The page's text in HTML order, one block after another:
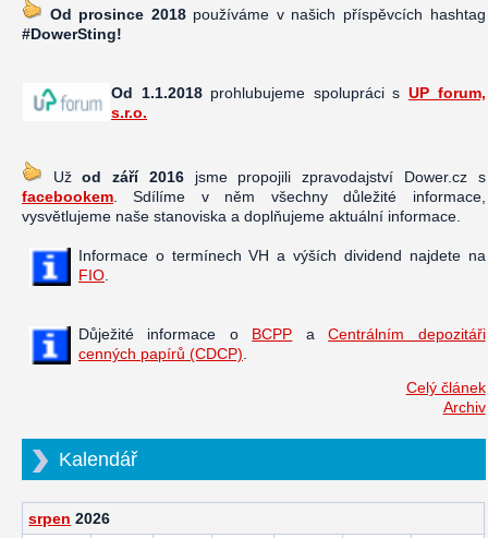
Od prosince 2018používáme v našich příspěvcích hashtag
#DowerSting!
Od 1.1.2018prohlubujeme spolupráci sUP forum,
s.r.o.
Užod září 2016jsme propojili zpravodajství Dower.cz s
facebookem . Sdílíme v něm všechny důležité informace,
vysvětlujeme naše stanoviska a doplňujeme aktuální informace.
Informace o termínech VH a výších dividend najdete na
FIO
Důježité informace o BCPP aCentrálním depozitáři
cenných papírů (CDCP)
Celý článek
Archiv
Kalendář
srpen 2026